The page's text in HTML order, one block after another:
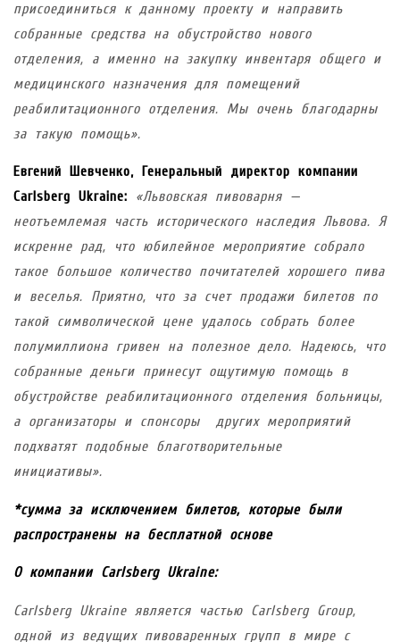
присоединиться к данному проекту и направить
собранные средства на обустройство нового
отделения, а именно на закупку инвентаря общего и
медицинского назначения для помещений
реабилитационного отделения. Мы очень благодарны
за такую помощь».
Евгений Шевченко, Генеральный директор компании
Carlsberg Ukraine:
«Львовская пивоварня —
неотъемлемая часть исторического наследия Львова. Я
искренне рад, что юбилейное мероприятие собрало
такое большое количество почитателей хорошего пива
и веселья. Приятно, что за счет продажи билетов по
такой символической цене удалось собрать более
полумиллиона гривен на полезное дело. Надеюсь, что
собранные деньги принесут ощутимую помощь в
обустройстве реабилитационного отделения больницы,
а организаторы и спонсоры других мероприятий
подхватят подобные благотворительные
инициативы».
*сумма за исключением билетов, которые были
распространены на бесплатной основе
О компании Carlsberg Ukraine:
Carlsberg Ukraine является частью Carlsberg Group,
одной из ведущих пивоваренных групп в мире с